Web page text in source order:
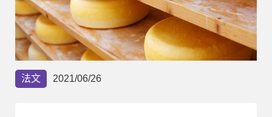
部落格
線上體驗
法文 2021/06/26